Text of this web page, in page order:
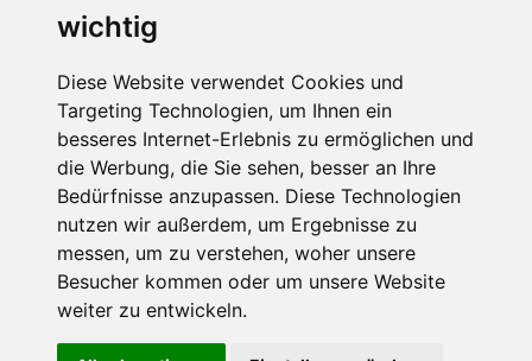
wichtig
Diese Website verwendet Cookies und
Targeting Technologien, um Ihnen ein
besseres Internet-Erlebnis zu ermöglichen und
die Werbung, die Sie sehen, besser an Ihre
Bedürfnisse anzupassen. Diese Technologien
nutzen wir außerdem, um Ergebnisse zu
messen, um zu verstehen, woher unsere
Besucher kommen oder um unsere Website
weiter zu entwickeln.
Website